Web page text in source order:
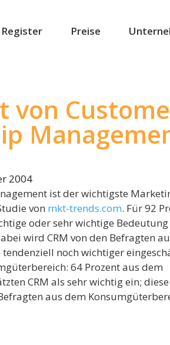
Register Preise
von
2004
ist der wichtigste
von mkt-trends.com. Für 92
oder sehr wichtige
wird CRM von den Befragten
noch wichtiger
64 Prozent aus dem
CRM als sehr wichtig ein;
aus dem